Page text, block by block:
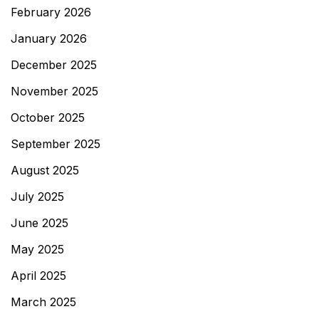
February 2026
January 2026
December 2025
November 2025
October 2025
September 2025
August 2025
July 2025
June 2025
May 2025
April 2025
March 2025